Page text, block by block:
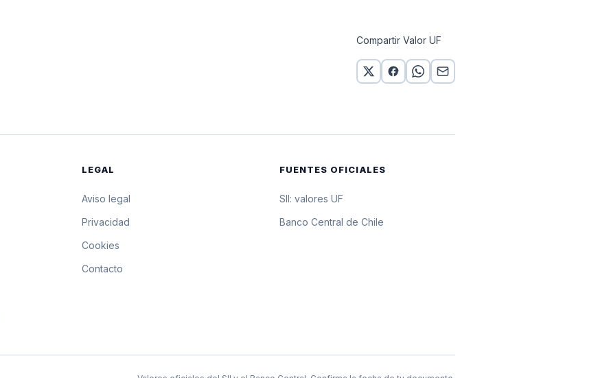
Compartir Valor UF
LEGAL
Aviso legal
Privacidad
Cookies
Contacto
FUENTES OFICIALES
SII: valores UF
Banco Central de Chile